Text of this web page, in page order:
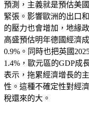
預測，主義就是預估美
緊張。影響歐洲的出口
的壓力也會增加，地緣
高盛預估明年德國經濟
0.9%。同時也把英國
1.4%，歐元區的GDP成
表示，拖累經濟增長的
性。這種不確定性對經
稅還來的大。